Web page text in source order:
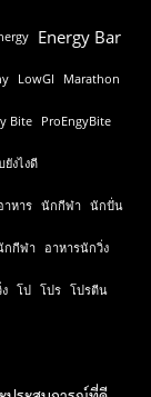
Energy Bar
LowGI Marathon
Bite ProEngyBite
งไงดี
าหาร นักกีฬา นักปั่น
กกีฬา อาหารนักวิ่ง
โป โปร โปรตีน